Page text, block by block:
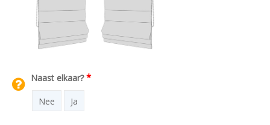
Naast elkaar?*
Nee Ja